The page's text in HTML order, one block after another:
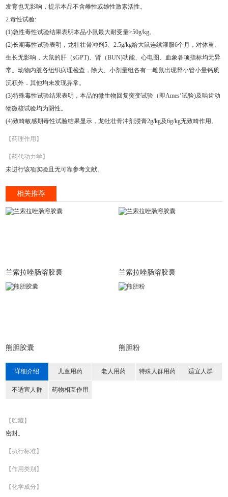
发育也无影响，提示本品不含雌性或雄性激素活性。
2.毒性试验:
(1)急性毒性试验结果表明本品小鼠最大耐受量>50g/kg。
(2)长期毒性试验表明，龙牡壮骨冲剂5、2.5g/kg给大鼠连续灌服6个月，对体重、
生长无影响，大鼠的肝（sGPT)、肾（BUN)功能、心电图、血象各项指标均无异
常。动物内脏各组织病理检查，除大、小剂量组各有一雌鼠出现肾小管小量钙质
沉积外．其他均未发现异常。
(3)特殊毒性试验结果表明，本品的微生物回复突变试验（即Ames’试验)及啮齿动
物微核试验均为阴性。
(4)致畸敏感期毒性试验结果显示，龙牡壮骨冲剂浸膏2g/kg及6g/kg无致畸作用。
【药理作用】
【药代动力学】
未进行该项实验且无可靠参考文献。
相关推荐
兰索拉唑肠溶胶囊 兰索拉唑肠溶胶囊
熊胆胶囊 熊胆粉
详细介绍 儿童用药 老人用药 特殊人群用药 适宜人群
不适宜人群 药物相互作用
【贮藏】
密封。
【执行标准】
【作用类别】
【化学成分】